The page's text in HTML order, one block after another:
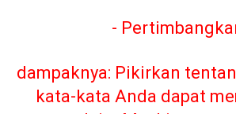
-
dampaknya: Pikirkan
kata-kata Anda dapat